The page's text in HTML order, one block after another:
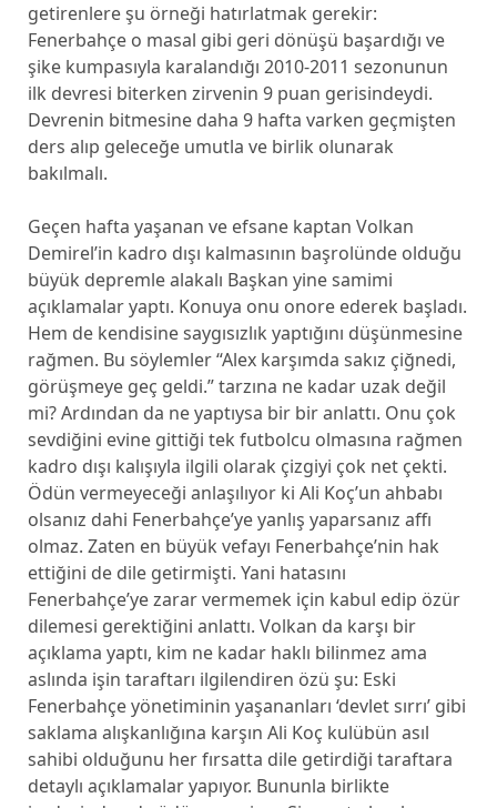
getirenlere şu örneği hatırlatmak gerekir:
Fenerbahçe o masal gibi geri dönüşü başardığı ve
şike kumpasıyla karalandığı 2010-2011 sezonunun
ilk devresi biterken zirvenin 9 puan gerisindeydi.
Devrenin bitmesine daha 9 hafta varken geçmişten
ders alıp geleceğe umutla ve birlik olunarak
bakılmalı.
Geçen hafta yaşanan ve efsane kaptan Volkan
Demirel’in kadro dışı kalmasının başrolünde olduğu
büyük depremle alakalı Başkan yine samimi
açıklamalar yaptı. Konuya onu onore ederek başladı.
Hem de kendisine saygısızlık yaptığını düşünmesine
rağmen. Bu söylemler “Alex karşımda sakız çiğnedi,
görüşmeye geç geldi.” tarzına ne kadar uzak değil
mi? Ardından da ne yaptıysa bir bir anlattı. Onu çok
sevdiğini evine gittiği tek futbolcu olmasına rağmen
kadro dışı kalışıyla ilgili olarak çizgiyi çok net çekti.
Ödün vermeyeceği anlaşılıyor ki Ali Koç’un ahbabı
olsanız dahi Fenerbahçe’ye yanlış yaparsanız affı
olmaz. Zaten en büyük vefayı Fenerbahçe’nin hak
ettiğini de dile getirmişti. Yani hatasını
Fenerbahçe’ye zarar vermemek için kabul edip özür
dilemesi gerektiğini anlattı. Volkan da karşı bir
açıklama yaptı, kim ne kadar haklı bilinmez ama
aslında işin taraftarı ilgilendiren özü şu: Eski
Fenerbahçe yönetiminin yaşananları ‘devlet sırrı’ gibi
saklama alışkanlığına karşın Ali Koç kulübün asıl
sahibi olduğunu her fırsatta dile getirdiği taraftara
detaylı açıklamalar yapıyor. Bununla birlikte